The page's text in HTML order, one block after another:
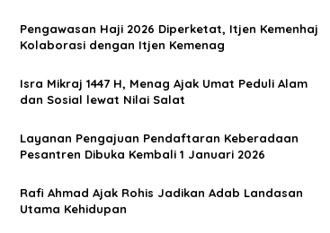
Pengawasan Haji 2026 Diperketat, Itjen Kemenhaj
Kolaborasi dengan Itjen Kemenag
Isra Mikraj 1447 H, Menag Ajak Umat Peduli Alam
dan Sosial lewat Nilai Salat
Layanan Pengajuan Pendaftaran Keberadaan
Pesantren Dibuka Kembali 1 Januari 2026
Rafi Ahmad Ajak Rohis Jadikan Adab Landasan
Utama Kehidupan